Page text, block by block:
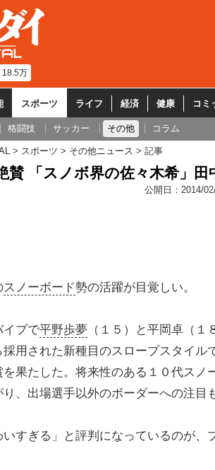
18.5万
スポーツ ライフ 経済 健康 コミ
格闘技 サッカー その他 コラム
スポーツ その他ニュース 記事
賛 「スノボ界の佐々木希」田
公開日： 2014/
スノーボード勢の活躍が目覚しい。
プで平野歩夢 （１５）と平岡卓（
用された新種目のスロープスタイル
を果たした。将来性のある１０代スノ
、出場選手以外のボーダーへの注目
すぎる」と評判になっているのが、